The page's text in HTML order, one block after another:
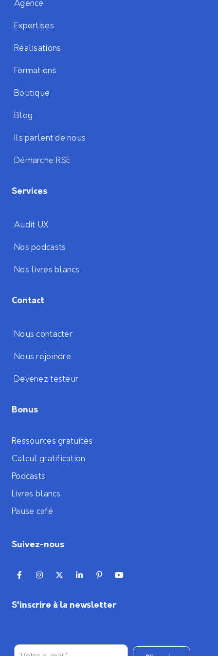
Agence
Expertises
Réalisations
Formations
Boutique
Blog
Ils parlent de nous
Démarche RSE
Services
Audit UX
Nos podcasts
Nos livres blancs
Contact
Nous contacter
Nous rejoindre
Devenez testeur
Bonus
Ressources gratuites
Calcul gratification
Podcasts
Livres blancs
Pause café
Suivez-nous
S'inscrire à la newsletter